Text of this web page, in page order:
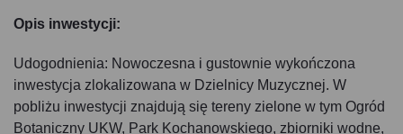
Opis inwestycji:
Udogodnienia: Nowoczesna i gustownie wykończona
inwestycja zlokalizowana w Dzielnicy Muzycznej. W
pobliżu inwestycji znajdują się tereny zielone w tym Ogród
Botaniczny UKW, Park Kochanowskiego, zbiorniki wodne,